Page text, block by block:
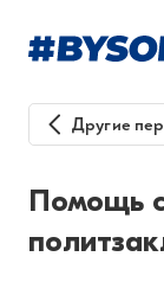
Другие
Помощь